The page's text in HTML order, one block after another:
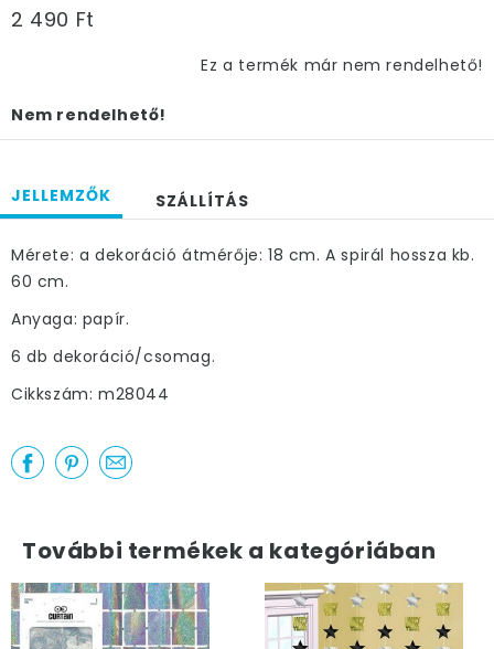
2 490 Ft
Ez a termék már nem rendelhető!
Nem rendelhető!
JELLEMZŐK SZÁLLÍTÁS
Mérete: a dekoráció átmérője: 18 cm. A spirál hossza kb.
60 cm.
Anyaga: papír.
6 db dekoráció/csomag.
Cikkszám: m28044
További termékek a kategóriában